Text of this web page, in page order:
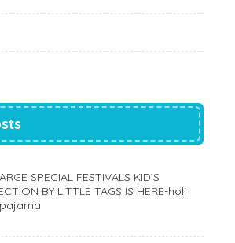
SPECIAL FESTIVALS KID’S
BY LITTLE TAGS IS HERE-holi